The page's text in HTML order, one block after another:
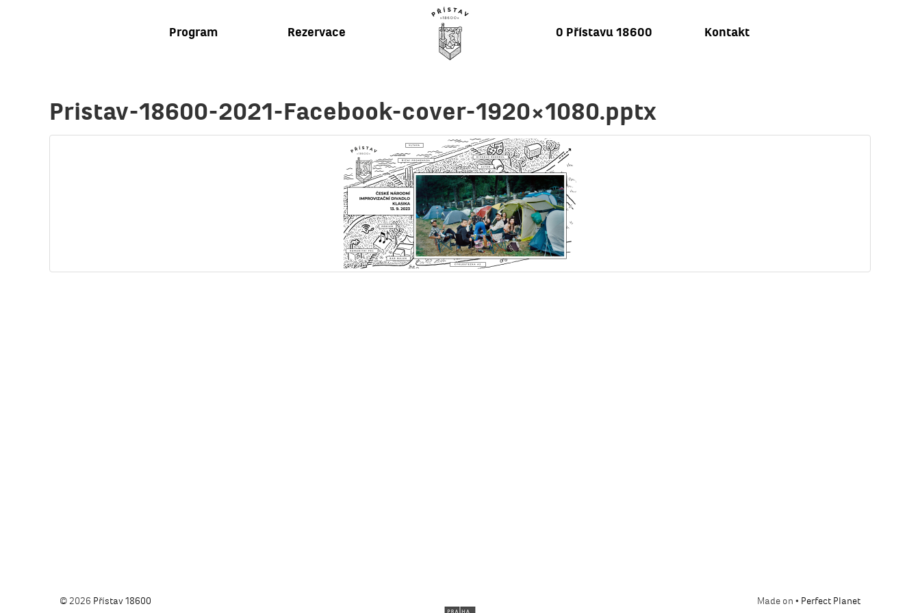
Program Rezervace O Přístavu 18600 Kontakt
Pristav-18600-2021-Facebook-cover-1920×1080.pptx
© 2026 Přístav 18600 Made on • Perfect Planet